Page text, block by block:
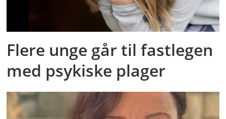
Flere unge går til fastlegen
med psykiske plager